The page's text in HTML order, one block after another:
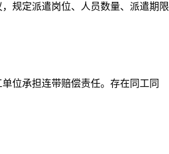
规定派遣岗位、人员数量、派遣期限
位承担连带赔偿责任。存在同工同